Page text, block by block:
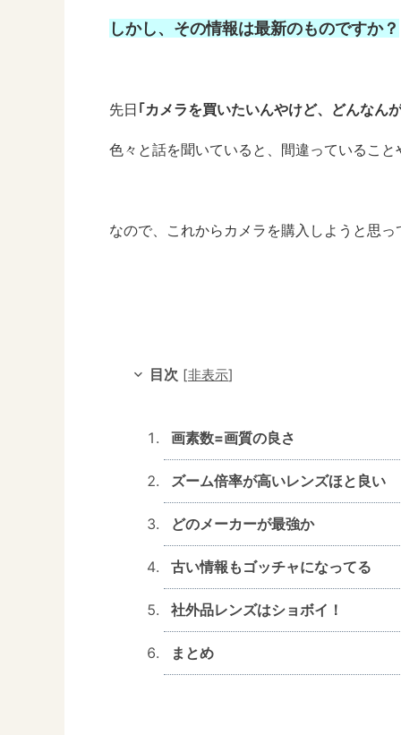
しかし、その情報は最新のものですか？
先日 ｢カメラを買いたいんやけど、どんなん
色々と話を聞いていると、間違っているこ
なので、これからカメラを購入しようと思
目次 [非表示]
画素数=画質の良さ
ズーム倍率が高いレンズほと良い
どのメーカーが最強か
古い情報もゴッチャになってる
社外品レンズはショボイ！
まとめ